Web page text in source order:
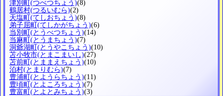
津別町(つべつちょう)(8)
鶴居村(つるいむら)(2)
天塩町(てしおちょう)(8)
弟子屈町(てしかがちょう)(6)
当別町(とうべつちょう)(14)
当麻町(とうまちょう)(7)
洞爺湖町(とうやこちょう)(10)
苫小牧市(とまこまいし)(27)
苫前町(とままえちょう)(10)
泊村(とまりむら)(7)
豊浦町(とようらちょう)(11)
豊頃町(とよころちょう)(7)
豊富町(とよとみちょう)(3)